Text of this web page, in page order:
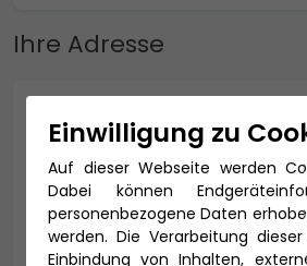
Ihre Adresse
Anrede *
Titel
Einwilligung zu
Auf dieser Webseite werden
Dabei können
personenbezogene Daten
werden. Die Verarbeitung
Einbindung von Inhalten,